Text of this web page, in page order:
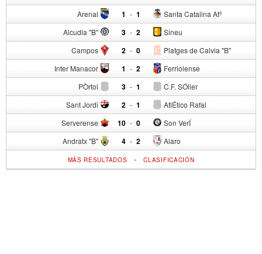
Arenal 1 - Santa Catalina Atº
1
Alcudia "B" 3 - Sineu
2
Campos 2 - Platges de Calvia "B"
0
Inter Manacor 1 - Ferriolense
2
PÒrtol 3 - C.F. SÓller
1
Sant Jordi 2 - AtlÉtico Rafal
1
Serverense 10 - Son VerÍ
0
Andratx "B" 4 - Alaro
2
MÁS RESULTADOS -CLASIFICACIÓN